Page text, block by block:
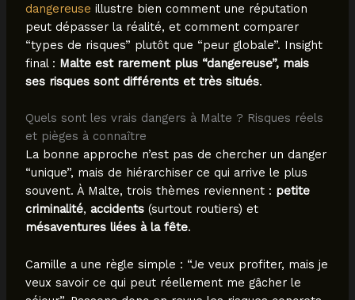
dangereuse illustre bien comment une réputation
peut dépasser la réalité, et comment comparer
“types de risques” plutôt que “peur globale”. Insight
final : Malte est rarement plus “dangereuse”, mais
ses risques sont différents et très situés.
Quels sont les vrais dangers à Malte ? Risques réels
et pièges à connaître
La bonne approche n’est pas de chercher un danger
“unique”, mais de hiérarchiser ce qui arrive le plus
souvent. À Malte, trois thèmes reviennent : petite
criminalité, accidents(surtout routiers) et
mésaventures liées à la fête.
Camille a une règle simple : “Je veux profiter, mais je
veux savoir ce qui peut réellement me gâcher le